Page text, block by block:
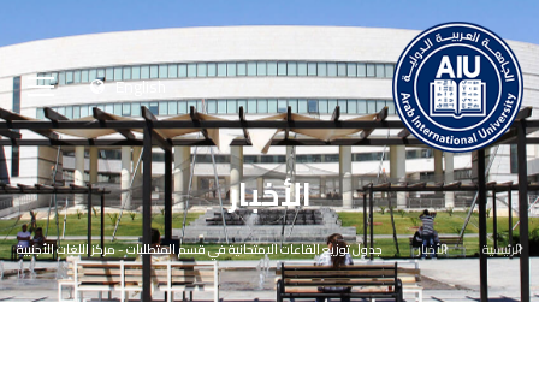
English
الأخبار
الرئيسية الأخبار جدول توزيع القاعات الامتحانية في قسم المتطلبات - مركز اللغات الأجنبية